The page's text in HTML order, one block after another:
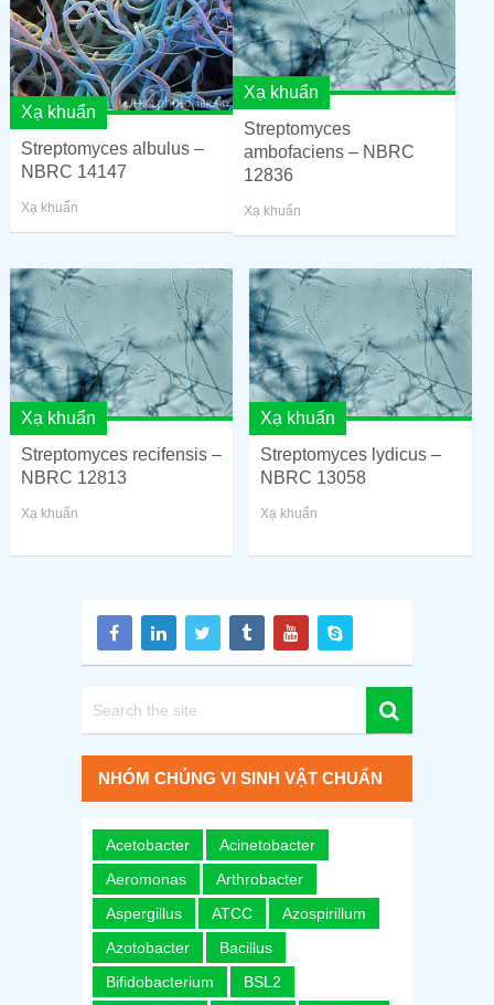
Xạ khuẩn
Streptomyces albulus –
NBRC 14147
Xạ khuẩn
Xạ khuẩn
Streptomyces
ambofaciens – NBRC
12836
Xạ khuẩn
Xạ khuẩn
Streptomyces recifensis –
NBRC 12813
Xạ khuẩn
Xạ khuẩn
Streptomyces lydicus –
NBRC 13058
Xạ khuẩn
NHÓM CHỦNG VI SINH VẬT CHUẨN
Acetobacter
Acinetobacter
Aeromonas
Arthrobacter
Aspergillus
ATCC
Azospirillum
Azotobacter
Bacillus
Bifidobacterium
BSL2